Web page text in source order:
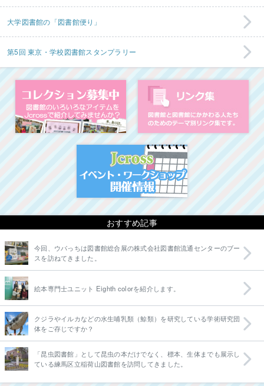
大学図書館の「図書館便り」
第5回 東京・学校図書館スタンプラリー
コレクション募集中
イベント・ワーク
おすすめ記事
今回、ウパっちは図書館総合展の株式会社図書館流通センターのブー
スを訪ねてきました。
絵本専門士ユニット Eighth colorを紹介します。
クジラやイルカなどの水生哺乳類（鯨類）を研究している学術研究団
体をご存じですか？
「昆虫図書館」として昆虫の本だけでなく、標本、生体までも展示し
ている練馬区立稲荷山図書館を訪問してきました。